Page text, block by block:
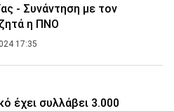
- Συνάντηση με τον
η ΠΝΟ
17:35
έχει συλλάβει 3.000